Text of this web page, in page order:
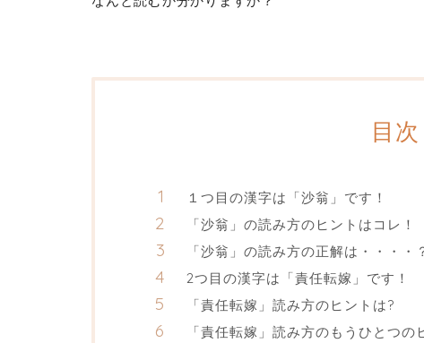
目次
１つ目の漢字は「沙翁」です！
「沙翁」の読み方のヒントはコレ！
「沙翁」の読み方の正解は・・・・
2つ目の漢字は「責任転嫁」です！
「責任転嫁」読み方のヒントは?
「責任転嫁」読み方のもうひとつの